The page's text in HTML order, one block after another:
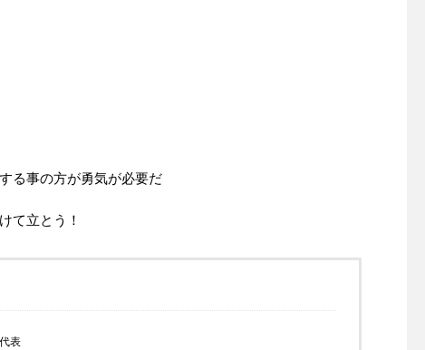
る事の方が勇気が必要だ
て立とう！
代表